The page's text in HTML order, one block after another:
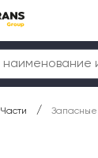
/ Запасные